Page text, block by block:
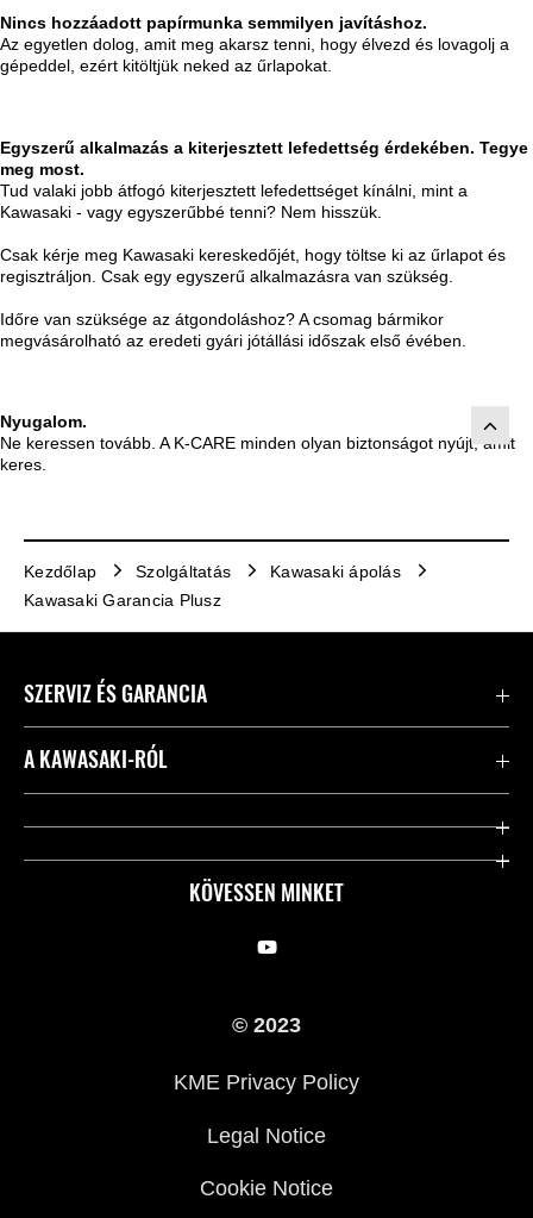
Nincs hozzáadott papírmunka semmilyen javításhoz.
Az egyetlen dolog, amit meg akarsz tenni, hogy élvezd és lovagolj a
gépeddel, ezért kitöltjük neked az űrlapokat.
Egyszerű alkalmazás a kiterjesztett lefedettség érdekében. Tegye
meg most.
Tud valaki jobb átfogó kiterjesztett lefedettséget kínálni, mint a
Kawasaki - vagy egyszerűbbé tenni? Nem hisszük.
Csak kérje meg Kawasaki kereskedőjét, hogy töltse ki az űrlapot és
regisztráljon. Csak egy egyszerű alkalmazásra van szükség.
Időre van szüksége az átgondoláshoz? A csomag bármikor
megvásárolható az eredeti gyári jótállási időszak első évében.
Nyugalom.
Ne keressen tovább. A K-CARE minden olyan biztonságot nyújt, amit
keres.
Kezdőlap Szolgáltatás
Kawasaki ápolás
Kawasaki Garancia Plusz
KÖVESSEN MINKET
SZERVIZ ÉS GARANCIA
Kapcsolat
Hasznos linkek
A KAWASAKI-RÓL
Vállalatunk
© 2023
KME Privacy Policy
Legal Notice
Cookie Notice